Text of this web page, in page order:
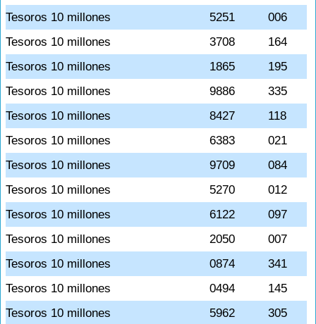
Tesoros 10 millones
5251
006
Tesoros 10 millones
3708
164
Tesoros 10 millones
1865
195
Tesoros 10 millones
9886
335
Tesoros 10 millones
8427
118
Tesoros 10 millones
6383
021
Tesoros 10 millones
9709
084
Tesoros 10 millones
5270
012
Tesoros 10 millones
6122
097
Tesoros 10 millones
2050
007
Tesoros 10 millones
0874
341
Tesoros 10 millones
0494
145
Tesoros 10 millones
5962
305